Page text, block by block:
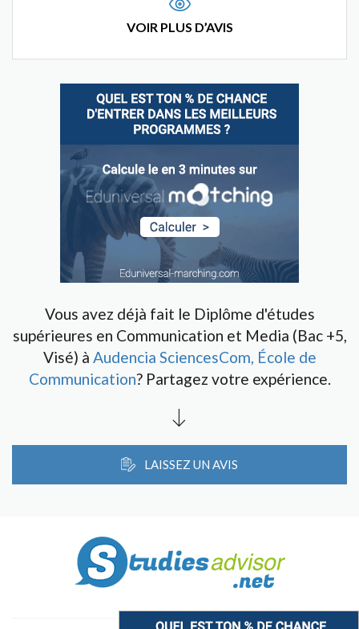
VOIR PLUS D’AVIS
Vous avez déjà fait le Diplôme d'études
supérieures en Communication et Media (Bac +5,
Visé) à Audencia SciencesCom, École de
Communication? Partagez votre expérience.
LAISSEZ UN AVIS